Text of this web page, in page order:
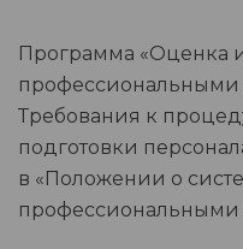
Программа «Оценка
профессиональными
Требования к
подготовки
в «Положении о
профессиональными